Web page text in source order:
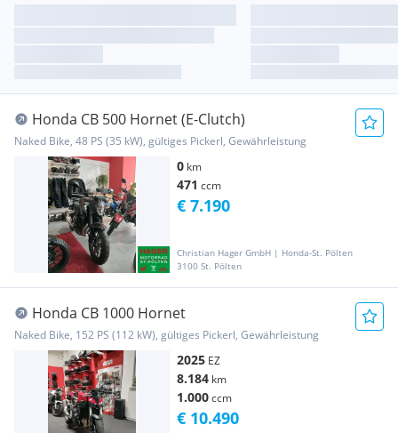
Honda CB 500 Hornet (E-Clutch)
Naked Bike, 48 PS (35 kW), gültiges Pickerl, Gewährleistung
0 km
471 ccm
Christian Hager GmbH | Honda-St. Pölten
3100 St. Pölten
€ 7.190
Honda CB 1000 Hornet
Naked Bike, 152 PS (112 kW), gültiges Pickerl, Gewährleistung
2025 EZ
8.184 km
1.000ccm
€ 10.490